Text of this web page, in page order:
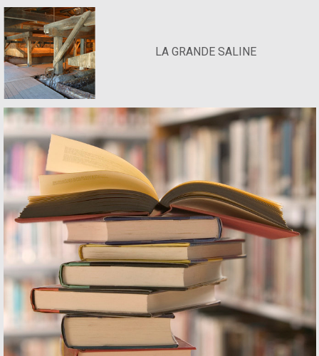
LA GRANDE SALINE